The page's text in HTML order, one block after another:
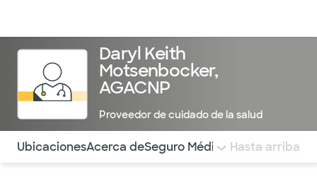
Daryl Keith
Motsenbocker,
AGACNP
Proveedor de cuidado de la salud
Utilice esta navegación para saltar rápidamente a
UbicacionesAcerca deSeguro Médico COMENTARIOS
Hasta arriba